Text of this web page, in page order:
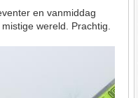
en vanmiddag
wereld. Prachtig.